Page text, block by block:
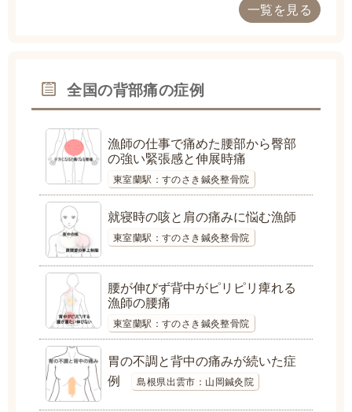
一覧を見る
全国の背部痛の症例
漁師の仕事で痛めた腰部から臀部
の強い緊張感と伸展時痛
東室蘭駅：すのさき鍼灸整骨院
就寝時の咳と肩の痛みに悩む漁師
東室蘭駅：すのさき鍼灸整骨院
腰が伸びず背中がピリピリ痺れる
漁師の腰痛
東室蘭駅：すのさき鍼灸整骨院
胃の不調と背中の痛みが続いた症
例
島根県出雲市：山岡鍼灸院